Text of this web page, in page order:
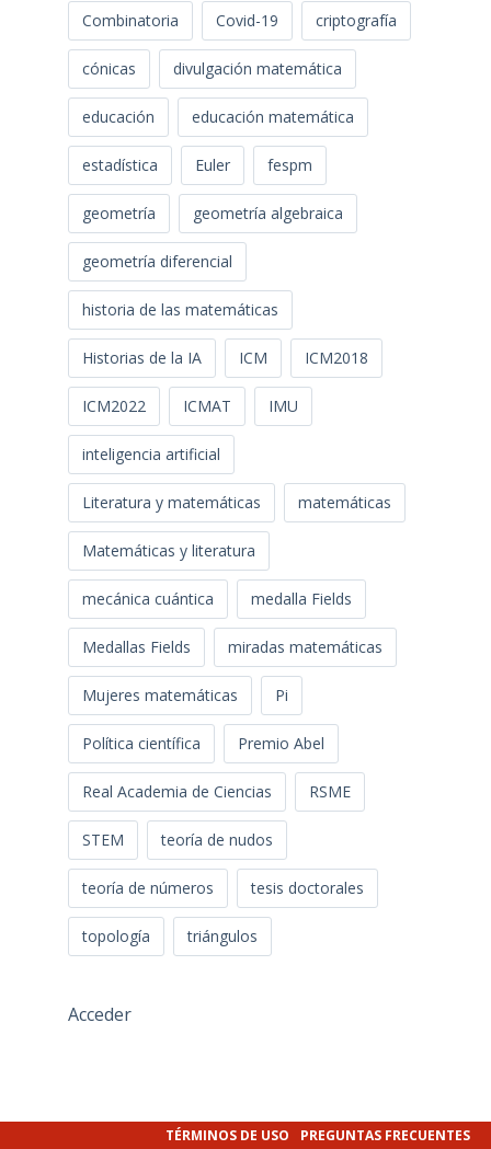
Combinatoria Covid-19 criptografía
cónicas divulgación matemática
educación educación matemática
estadística Euler fespm
geometría geometría algebraica
geometría diferencial
historia de las matemáticas
Historias de la IA ICM ICM2018
ICM2022 ICMAT IMU
inteligencia artificial
Literatura y matemáticas matemáticas
Matemáticas y literatura
mecánica cuántica medalla Fields
Medallas Fields miradas matemáticas
Mujeres matemáticas Pi
Política científica Premio Abel
Real Academia de Ciencias RSME
STEM teoría de nudos
teoría de números tesis doctorales
topología triángulos
Acceder
TÉRMINOS DE USO PREGUNTAS FRECUENTES